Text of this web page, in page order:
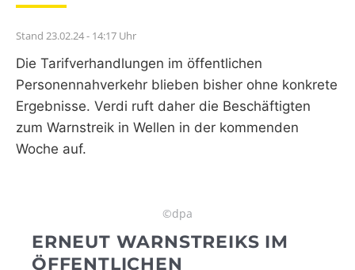
Stand 23.02.24 - 14:17 Uhr
Die Tarifverhandlungen im öffentlichen
Personennahverkehr blieben bisher ohne konkrete
Ergebnisse. Verdi ruft daher die Beschäftigten
zum Warnstreik in Wellen in der kommenden
Woche auf.
©dpa
ERNEUT WARNSTREIKS IM
ÖFFENTLICHEN